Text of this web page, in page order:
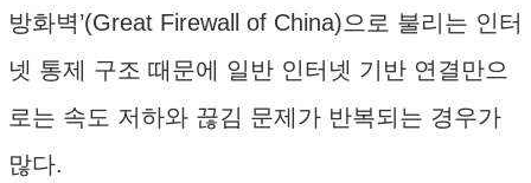
방화벽’(Great Firewall of China)으로 불리는 인터
넷 통제 구조 때문에 일반 인터넷 기반 연결만으
로는 속도 저하와 끊김 문제가 반복되는 경우가
많다.